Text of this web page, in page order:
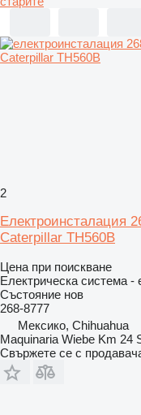
2
Електроинсталация
Caterpillar TH560B
Цена при поискване
Електрическа система -
Състояние нов
268-8777
Мексико, Chihuahua
Maquinaria Wiebe Km 24
Свържете се с